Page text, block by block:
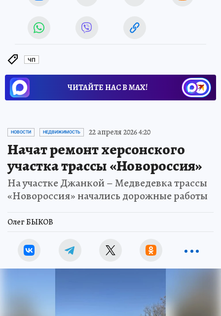
ЧП
ЧИТАЙТЕ НАС В МАХ!
НОВОСТИ НЕДВИЖИМОСТЬ 22 апреля 2026 4:20
Начат ремонт херсонского
участка трассы «Новороссия»
На участке Джанкой – Медведевка трассы
«Новороссия» начались дорожные работы
Олег БЫКОВ